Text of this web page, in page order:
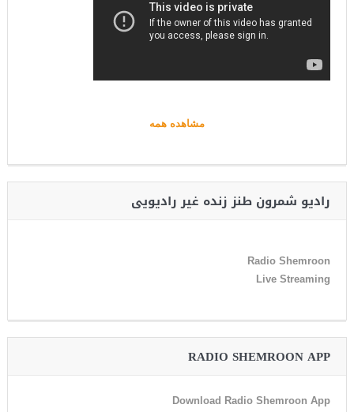
مشاهده همه
رادیو شمرون طنز زنده غیر رادیویی
Radio Shemroon
Live Streaming
RADIO SHEMROON APP
Download Radio Shemroon App